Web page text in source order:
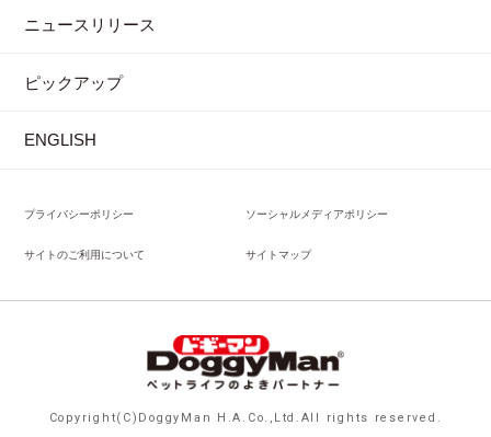
ニュースリリース
ピックアップ
ENGLISH
プライバシーポリシー ソーシャルメディアポリシー
サイトのご利用について サイトマップ
Copyright(C)DoggyMan H.A.Co.,Ltd.All rights reserved.